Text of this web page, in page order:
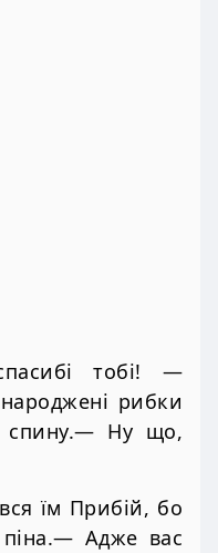
тобі! —
рибки
спину.— Ну що,
їм Прибій, бо
піна.— Адже вас